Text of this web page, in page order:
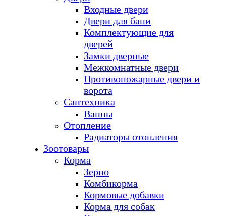
Входные двери
Двери для бани
Комплектующие для
дверей
Замки дверные
Межкомнатные двери
Противопожарные двери и
ворота
Сантехника
Ванны
Отопление
Радиаторы отопления
Зоотовары
Корма
Зерно
Комбикорма
Кормовые добавки
Корма для собак